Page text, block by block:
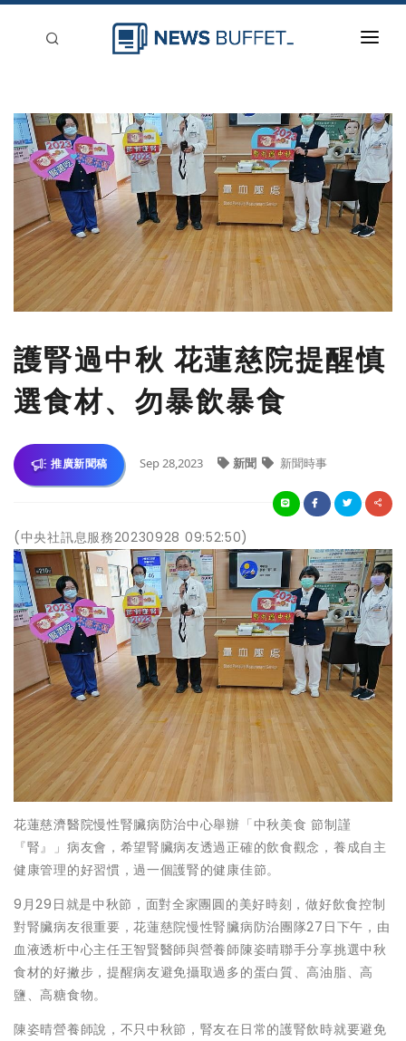
新聞稿分類
登入
刊登
護腎過中秋 花蓮慈院提醒慎
選食材、勿暴飲暴食
推廣新聞稿 Sep 28,2023 新聞 新聞時事
(中央社訊息服務20230928 09:52:50)
花蓮慈濟醫院慢性腎臟病防治中心舉辦「中秋美食 節制謹
『腎』」病友會，希望腎臟病友透過正確的飲食觀念，養成自主
健康管理的好習慣，過一個護腎的健康佳節。
9月29日就是中秋節，面對全家團圓的美好時刻，做好飲食控制
對腎臟病友很重要，花蓮慈院慢性腎臟病防治團隊27日下午，由
血液透析中心主任王智賢醫師與營養師陳姿晴聯手分享挑選中秋
食材的好撇步，提醒病友避免攝取過多的蛋白質、高油脂、高
鹽、高糖食物。
陳姿晴營養師說，不只中秋節，腎友在日常的護腎飲時就要避免